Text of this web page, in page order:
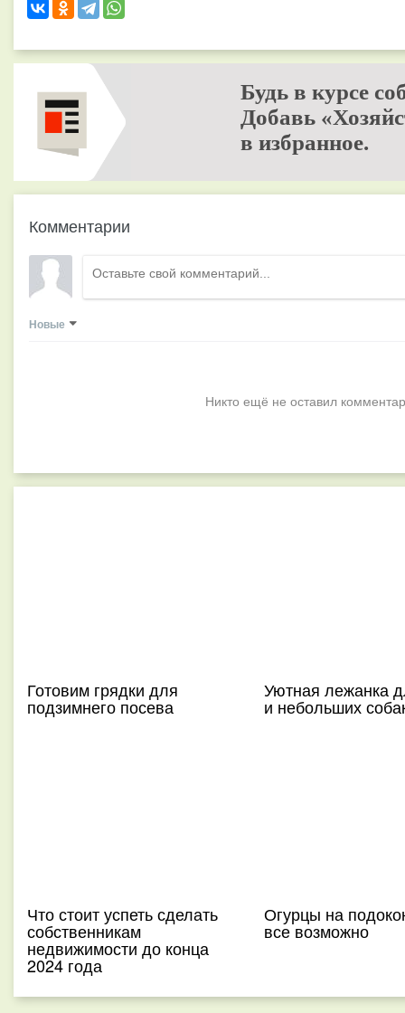
Будь в курсе
Добавь
в избранное.
Комментарии
Новые
Никто ещё не оставил
Готовим грядки для
подзимнего посева
Уютная лежанка
и небольших
Что стоит успеть сделать
собственникам
недвижимости до конца
2024 года
Огурцы на
все возможно